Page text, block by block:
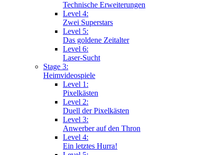
Technische Erweiterungen
Level 4:
Zwei Superstars
Level 5:
Das goldene Zeitalter
Level 6:
Laser-Sucht
Stage 3:
Heimvideospiele
Level 1:
Pixelkästen
Level 2:
Duell der Pixelkästen
Level 3:
Anwerber auf den Thron
Level 4:
Ein letztes Hurra!